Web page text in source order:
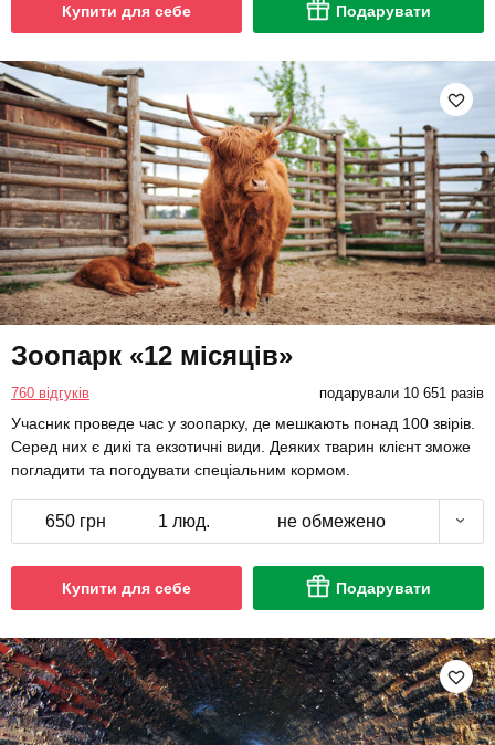
Купити для себе Подарувати
Зоопарк «12 місяців»
760 відгуків подарували 10 651 разів
Учасник проведе час у зоопарку, де мешкають понад 100 звірів.
Серед них є дикі та екзотичні види. Деяких тварин клієнт зможе
погладити та погодувати спеціальним кормом.
650 грн 1 люд. не обмежено
Купити для себе Подарувати